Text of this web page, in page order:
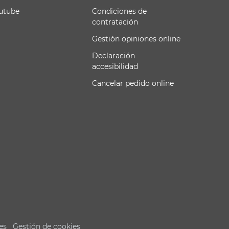
Condiciones de
contratación
Gestión opiniones online
Declaración
accesibilidad
Cancelar pedido online
Gestión de cookies